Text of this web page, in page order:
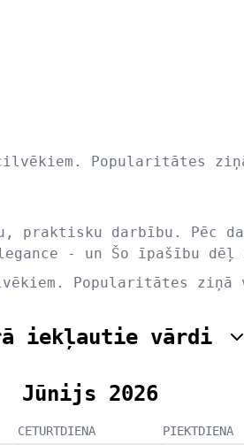
Popularitātes
praktisku darbību. Pēc
- un Šo īpašību
Popularitātes ziņā
iekļautie vārdi
Jūnijs 2026
CETURTDIENA PIEKTDIENA